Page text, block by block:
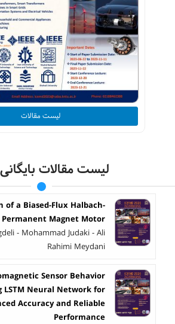
لیست مقالات
لیست مقالات
of a Biased-Flux Halbach-
Permanent Magnet Motor
- Mohammad Judaki - Ali
Rahimi Meydani
Sensor Behavior
LSTM Neural Network for
Accuracy and Reliable
Performance